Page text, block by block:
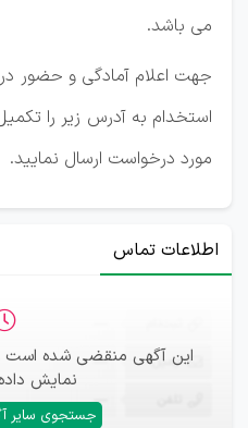
می باشد.
جهت اعلام آمادگی و حضور
استخدام به آدرس زیر را
مورد درخواست ارسال نمایید.
اطلاعات تماس
این آگهی منقضی شده است و
نمایش
جستجوی سایر
ایمیل —
—